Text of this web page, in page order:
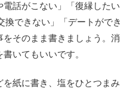
話がこない」「復縁したい
換できない」「デートができ
そのまま書きましょう。消
いてもいいです。
紙に書き、塩をひとつまみ